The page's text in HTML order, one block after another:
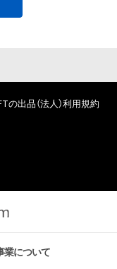
の出品（法人）利用規約
業について